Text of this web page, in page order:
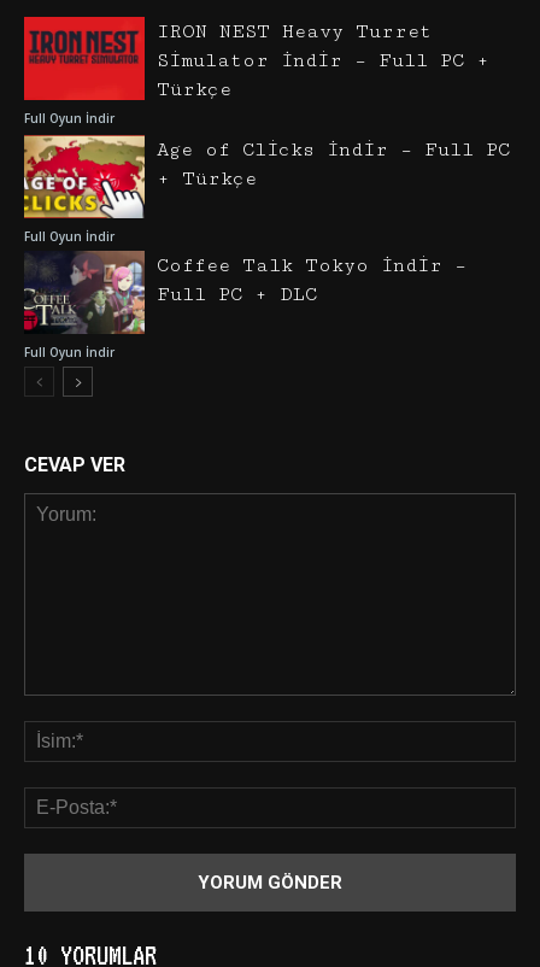
Full Oyun İndir
IRON NEST Heavy Turret
Simulator İndir – Full PC +
Türkçe
Full Oyun İndir
Age of Clicks İndir – Full PC
+ Türkçe
Full Oyun İndir
Coffee Talk Tokyo İndir –
Full PC + DLC
CEVAP VER
10 YORUMLAR